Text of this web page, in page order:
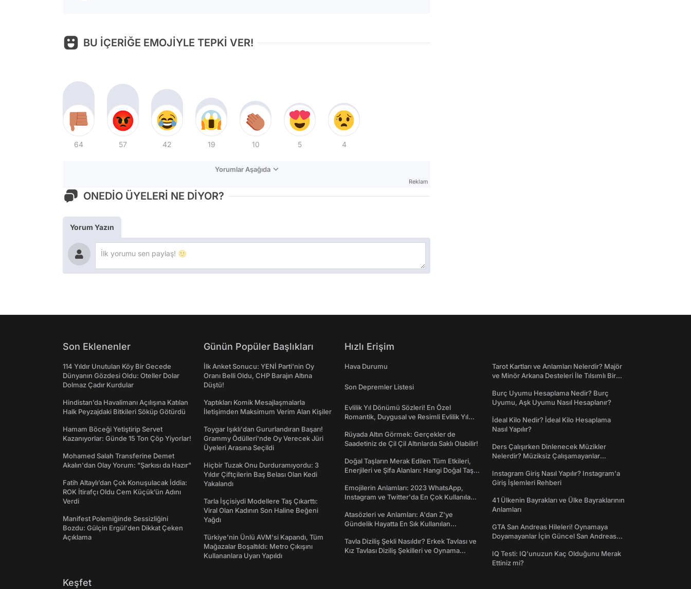
BU İÇERİĞE EMOJİYLE TEPKİ VER!
64 57 42 19 10 5 4
Yorumlar Aşağıda
Reklam
ONEDİO ÜYELERİ NE DİYOR?
Yorum Yazın
Son Eklenenler
114 Yıldır Unutulan Köy Bir Gecede
Dünyanın Gözdesi Oldu: Oteller Dolar
Dolmaz Çadır Kurdular
Hindistan’da Havalimanı Açılışına Katılan
Halk Peyzajdaki Bitkileri Söküp Götürdü
Hamam Böceği Yetiştirip Servet
Kazanıyorlar: Günde 15 Ton Çöp Yiyorlar!
Mohamed Salah Transferine Demet
Akalın'dan Olay Yorum: "Şarkısı da Hazır"
Fatih Altaylı’dan Çok Konuşulacak İddia:
ROK İtirafçı Oldu Cem Küçük’ün Adını
Verdi
Manifest Polemiğinde Sessizliğini
Bozdu: Gülçin Ergül'den Dikkat Çeken
Açıklama
Günün Popüler Başlıkları
İlk Anket Sonucu: YENİ Parti'nin Oy
Oranı Belli Oldu, CHP Barajın Altına
Düştü!
Yaptıkları Komik Mesajlaşmalarla
İletişimden Maksimum Verim Alan Kişiler
Toygar Işıklı'dan Gururlandıran Başarı!
Grammy Ödülleri'nde Oy Verecek Jüri
Üyeleri Arasına Seçildi
Hiçbir Tuzak Onu Durduramıyordu: 3
Yıldır Çiftçilerin Baş Belası Olan Kedi
Yakalandı
Tarla İşçisiydi Modellere Taş Çıkarttı:
Viral Olan Kadının Son Haline Beğeni
Yağdı
Türkiye'nin Ünlü AVM'si Kapandı, Tüm
Mağazalar Boşaltıldı: Metro Çıkışını
Kullananlara Uyarı Yapıldı
Hızlı Erişim
Hava Durumu
Son Depremler Listesi
Evlilik Yıl Dönümü Sözleri! En Özel
Romantik, Duygusal ve Resimli Evlilik Yıl
Rüyada Altın Görmek: Gerçekler de
Saadetiniz de Çil Çil Altınlarda Saklı Olabilir!
Doğal Taşların Merak Edilen Tüm Etkileri,
Enerjileri ve Şifa Alanları: Hangi Doğal Taş
Emojilerin Anlamları: 2023 WhatsApp,
Instagram ve Twitter'da En Çok Kullanılan
Atasözleri ve Anlamları: A'dan Z'ye
Gündelik Hayatta En Sık Kullanılan
Tavla Diziliş Şekli Nasıldır? Erkek Tavlası ve
Kız Tavlası Diziliş Şekilleri ve Oynama
Tarot Kartları ve Anlamları Nelerdir? Majör
ve Minör Arkana Desteleri İle Tılsımlı Bir
Burç Uyumu Hesaplama Nedir? Burç
Uyumu, Aşk Uyumu Nasıl Hesaplanır?
İdeal Kilo Nedir? İdeal Kilo Hesaplama
Nasıl Yapılır?
Ders Çalışırken Dinlenecek Müzikler
Nelerdir? Müziksiz Çalışamayanlar
Instagram Giriş Nasıl Yapılır? Instagram'a
Giriş İşlemleri Rehberi
41 Ülkenin Bayrakları ve Ülke Bayraklarının
Anlamları
GTA San Andreas Hileleri! Oynamaya
Doyamayanlar İçin Güncel San Andreas
IQ Testi: IQ'unuzun Kaç Olduğunu Merak
Ettiniz mi?
Keşfet